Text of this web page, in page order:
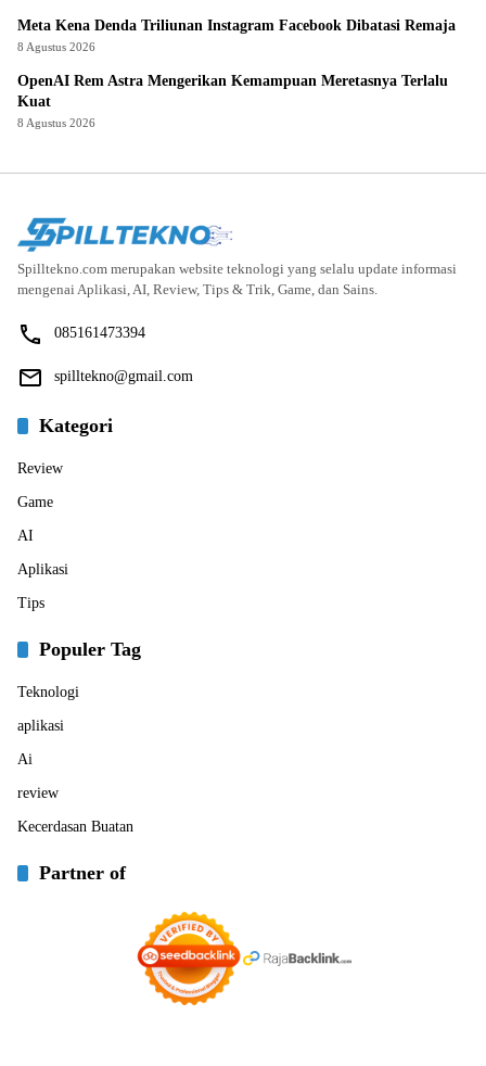
Meta Kena Denda Triliunan Instagram Facebook Dibatasi Remaja
8 Agustus 2026
OpenAI Rem Astra Mengerikan Kemampuan Meretasnya Terlalu
Kuat
8 Agustus 2026
Spilltekno.com merupakan website teknologi yang selalu update informasi
mengenai Aplikasi, AI, Review, Tips & Trik, Game, dan Sains.
085161473394
spilltekno@gmail.com
Kategori
Review
Game
AI
Aplikasi
Tips
Populer Tag
Teknologi
aplikasi
Ai
review
Kecerdasan Buatan
Partner of